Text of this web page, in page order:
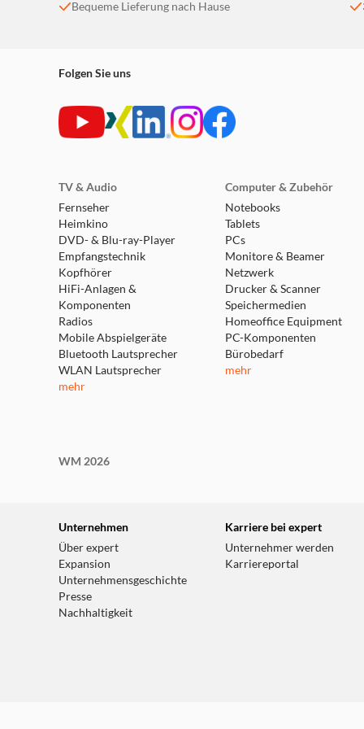
IRe 4021
IRd 4151
IRd 4150
ECBN 6256
UIK 1514
SUIG 1514
IRc 3950
IFNe 3924
IFNd 3954
SIFNd 4155
IFNc 3553
IFe 3904
IFSe 3904
Bequeme Lieferung nach Hause
Folgen Sie uns
TV & Audio
Fernseher
Heimkino
DVD- & Blu-ray-Player
Empfangstechnik
Kopfhörer
HiFi-Anlagen &
Komponenten
Radios
Mobile Abspielgeräte
Bluetooth Lautsprecher
WLAN Lautsprecher
mehr
Computer & Zubehör
Notebooks
Tablets
PCs
Monitore & Beamer
Netzwerk
Drucker & Scanner
Speichermedien
Homeoffice Equipment
PC-Komponenten
Bürobedarf
mehr
WM 2026
Unternehmen
Über expert
Expansion
Unternehmensgeschichte
Presse
Nachhaltigkeit
Karriere bei expert
Unternehmer werden
Karriereportal